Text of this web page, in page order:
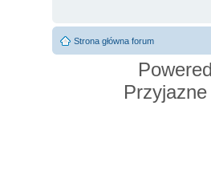
Strona główna forum